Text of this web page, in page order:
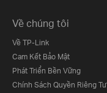
Về chúng tôi
Về TP-Link
Cam Kết Bảo Mật
Phát Triển Bền Vững
Chính Sách Quyền Riêng Tư